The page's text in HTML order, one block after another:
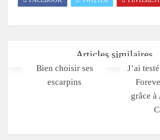
Articles similaires
Bien choisir ses
escarpins
J’ai
grâce à